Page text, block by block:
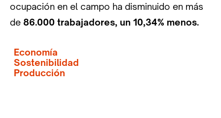
ocupación en el campo ha disminuido en más
de 86.000 trabajadores, un 10,34% menos.
Economía
Sostenibilidad
Producción